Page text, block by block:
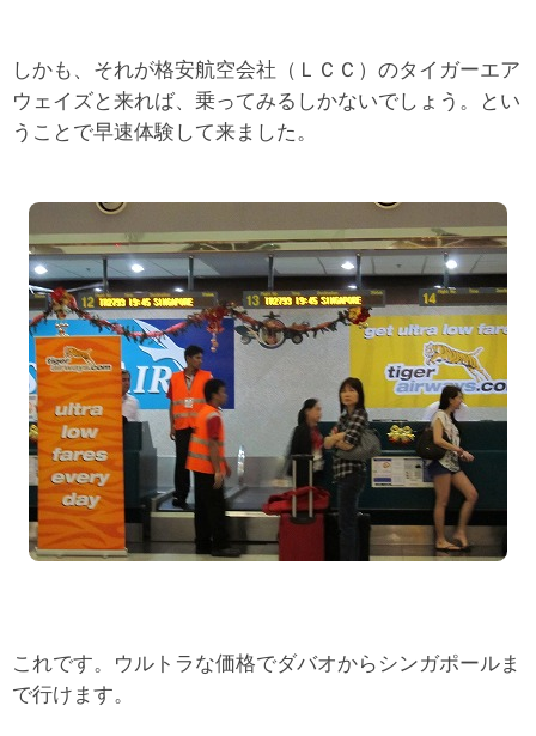
しかも、それが格安航空会社（ＬＣＣ）のタイガーエア
ウェイズと来れば、乗ってみるしかないでしょう。とい
うことで早速体験して来ました。
これです。ウルトラな価格でダバオからシンガポールま
で行けます。